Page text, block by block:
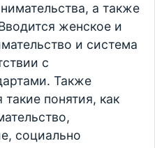
а также
женское и
и система
с
Также
понятия, как
социально